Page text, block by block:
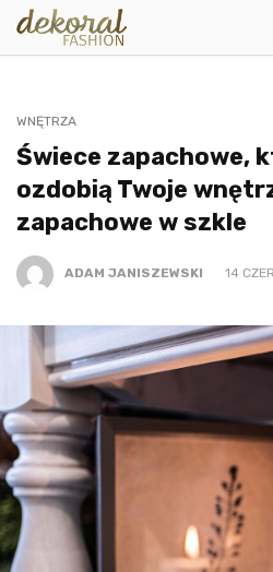
WNĘTRZA
Świece zapachowe,
ozdobią Twoje
zapachowe w szkle
ADAM JANISZEWSKI 14